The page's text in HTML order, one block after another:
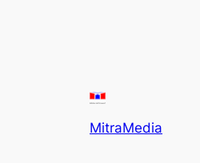
MitraMedia